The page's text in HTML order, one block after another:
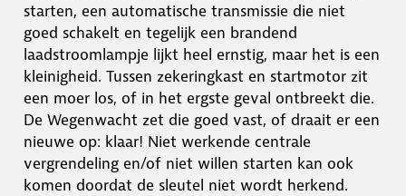
starten, een automatische transmissie die niet
goed schakelt en tegelijk een brandend
laadstroomlampje lijkt heel ernstig, maar het is een
kleinigheid. Tussen zekeringkast en startmotor zit
een moer los, of in het ergste geval ontbreekt die.
De Wegenwacht zet die goed vast, of draait er een
nieuwe op: klaar! Niet werkende centrale
vergrendeling en/of niet willen starten kan ook
komen doordat de sleutel niet wordt herkend.